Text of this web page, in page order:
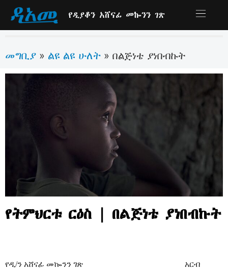
የዲያቆን አሸናፊ መኰንን ገጽ
መግቢያ » ልዩ ልዩ ሁለት » በልጅነቴ ያነበብኩት
የትምህርቱ ርዕስ | በልጅነቴ ያነበብኩት
የዲ/ን አሸናፊ መኰንን ገጽ አርብ